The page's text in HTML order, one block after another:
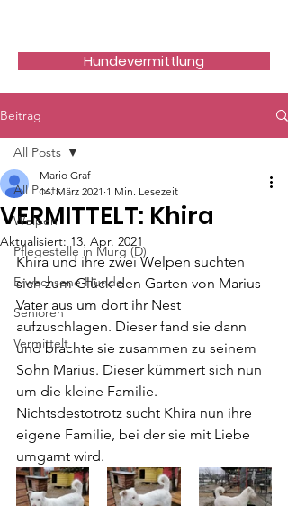
Hundevermittlung
Beitrag
All Posts
Welpen
Pflegestelle in Murg (D)
Erwachsene Hunde
Senioren
Vermittelt
All Posts
VERMITTELT: Khira
Mario Graf
14. März 2021 1 Min. Lesezeit
Aktualisiert: 13. Apr. 2021
Khira und ihre zwei Welpen suchten
sich zum Glück den Garten von Marius
Vater aus um dort ihr Nest
aufzuschlagen. Dieser fand sie dann
und brachte sie zusammen zu seinem
Sohn Marius. Dieser kümmert sich nun
um die kleine Familie.
Nichts­des­to­trotz sucht Khira nun ihre
eigene Familie, bei der sie mit Liebe
umgarnt wird.